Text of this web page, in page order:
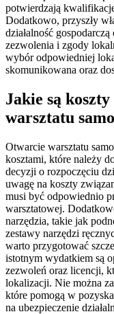
potwierdzają
Dodatkowo, przyszły
działalność
zezwolenia i zgody
wybór odpowiedniej
skomunikowana oraz
Jakie są
warsztatu
Otwarcie warsztatu
kosztami, które należy
decyzji o rozpoczęciu
uwagę na koszty
musi być odpowiednio
warsztatowej.
narzędzia, takie jak
zestawy narzędzi
warto przygotować
istotnym wydatkiem są
zezwoleń oraz licencji,
lokalizacji. Nie można
które pomogą w
na ubezpieczenie